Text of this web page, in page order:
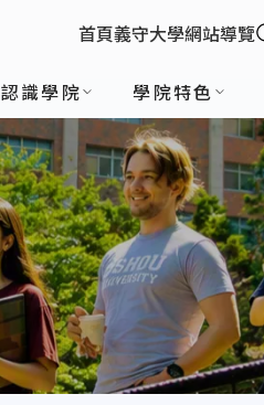
:::
首頁義守大學網站導覽
認識學院 學院特色